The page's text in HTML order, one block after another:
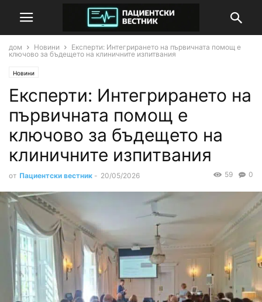
дом Новини
Експерти: Интегрирането на първичната помощ е
ключово за бъдещето на клиничните изпитвания
Новини
Експерти: Интегрирането на
първичната помощ е
ключово за бъдещето на
клиничните изпитвания
от Пациентски вестник - 20/05/2026 0
59